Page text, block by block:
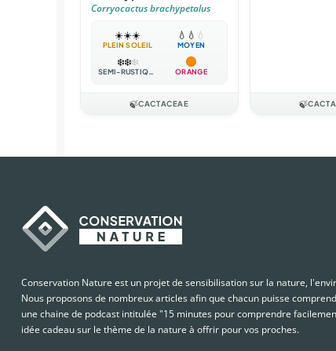
Corryocactus brachypetalus
☀️☀️☀️
PLEIN SOLEIL
💧 💧 💧
MOYEN
❄️❄️❄️
SEMI-RUSTIQUE ORANGE
🍃CACTACEAE 🍃
Conservation Nature est un projet de sensibilisation sur la nature,
Nous proposons de nombreux articles afin que chacun puisse
une chaine de podcast intitulée "15 minutes pour comprendre
idée cadeau sur le thème de la nature à offrir pour vos proches.